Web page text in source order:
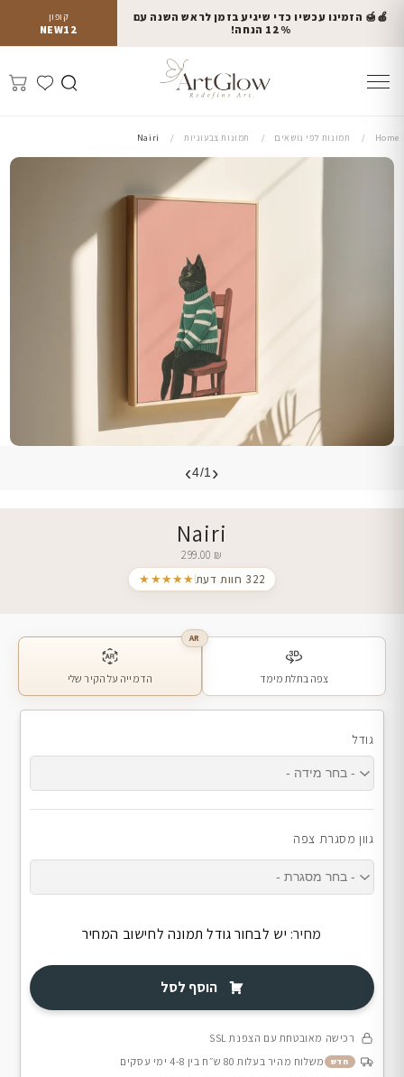
קופון
NEW12
🍎🍯 הזמינו עכשיו כדי שיגיע בזמן לראש השנה עם
12% הנחה!
Home תמונות לפי נושאים תמונות צבעוניות Nairi
‹
4/1
›
Nairi
299.00 ₪
★★★★★
322 חוות דעת
צפה בתלת מימד
AR
הדמייה על הקיר שלי
גודל
גוון מסגרת צפה
מחיר: יש לבחור גודל תמונה לחישוב המחיר
הוסף לסל
רכישה מאובטחת עם הצפנת SSL
חדש
משלוח מהיר בעלות 80 ש״ח בין 4-8 ימי עסקים